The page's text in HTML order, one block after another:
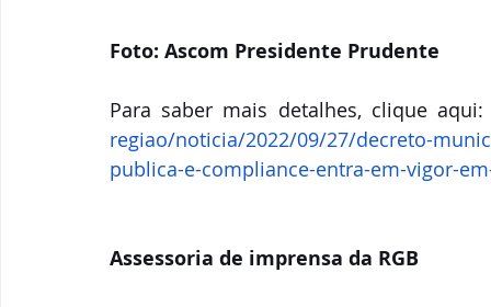
Foto: Ascom Presidente Prudente
Para saber mais detalhes, clique
regiao/noticia/2022/09/27/decreto-
publica-e-compliance-entra-em-vigor-
Assessoria de imprensa da RGB